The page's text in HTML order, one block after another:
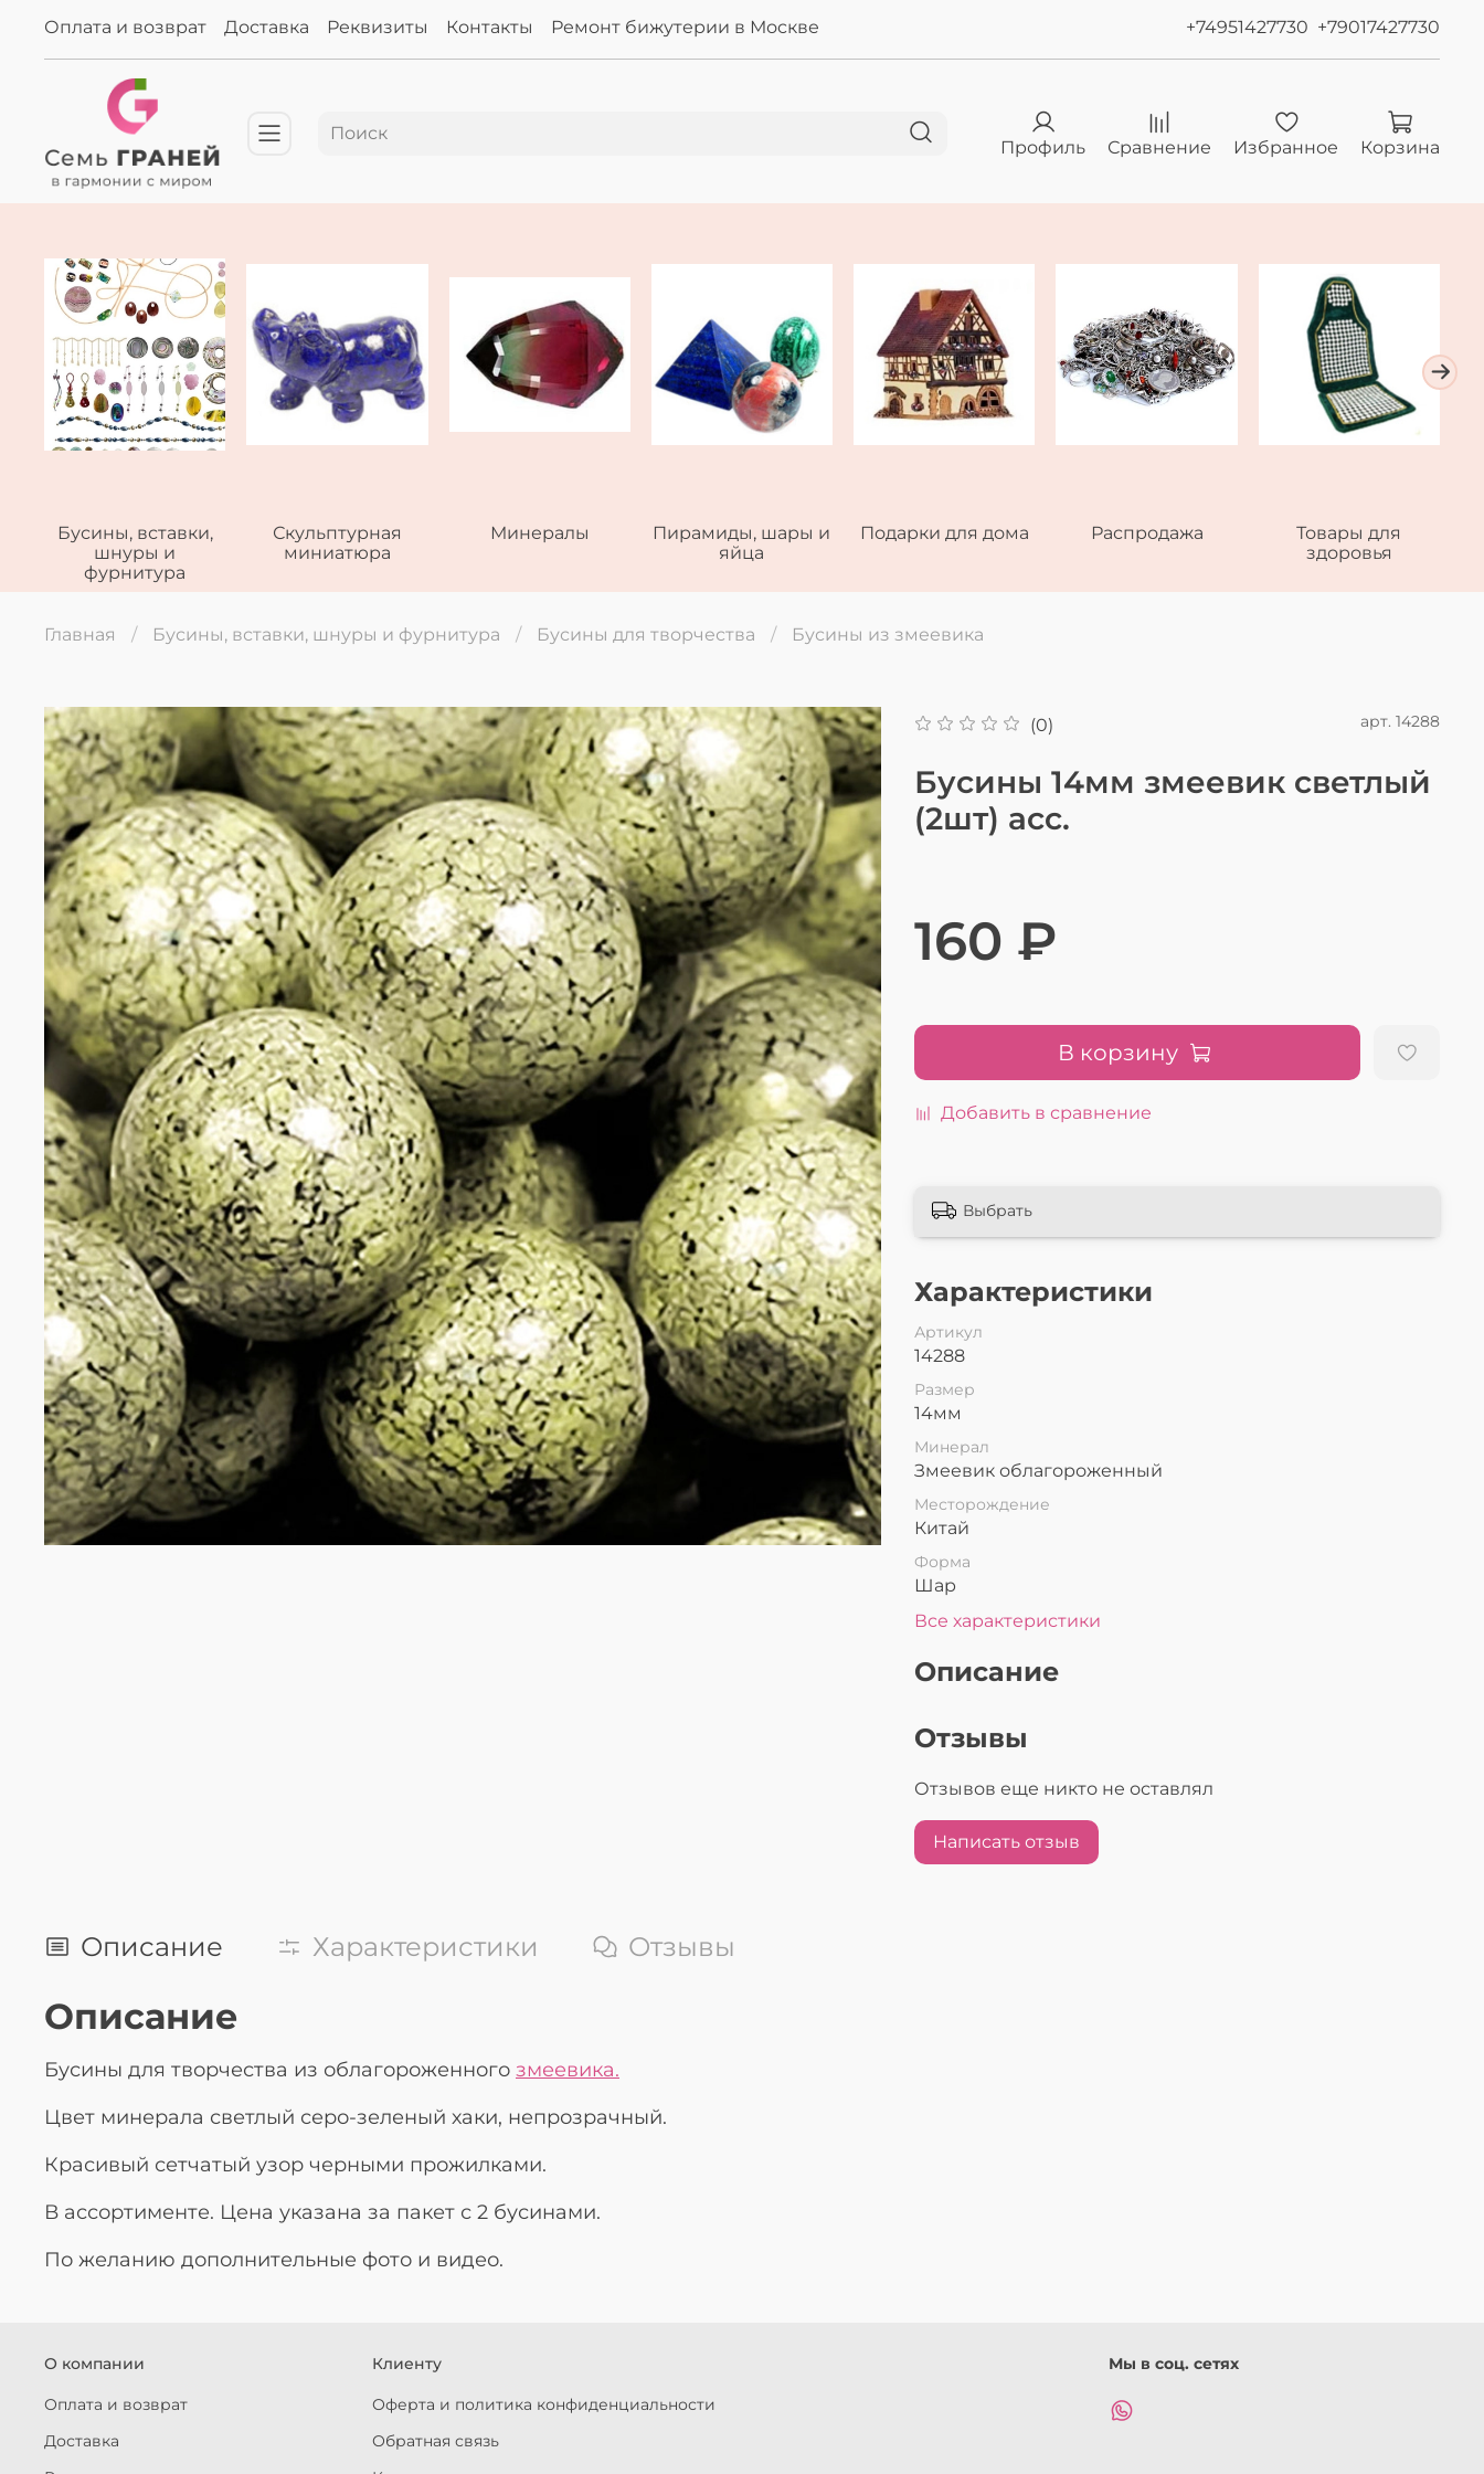
Оплата и возврат Доставка Реквизиты Контакты Ремонт бижутерии в Москве +74951427730 +79017427730
Профиль Сравнение Избранное Корзина
Бусины, вставки,
шнуры и
фурнитура
Скульптурная
миниатюра
Минералы
Пирамиды, шары и
яйца
Подарки для дома Распродажа
Товары для
здоровья
Главная Бусины, вставки, шнуры и фурнитура Бусины для творчества Бусины из змеевика
(0) арт. 14288
Бусины 14мм змеевик светлый
(2шт) асс.
160 ₽
В корзину
Добавить в сравнение
Выбрать
Характеристики
Артикул
14288
Размер
14мм
Минерал
Змеевик облагороженный
Месторождение
Китай
Форма
Шар
Все характеристики
Описание
Отзывы
Отзывов еще никто не оставлял
Написать отзыв
Описание Характеристики Отзывы
Описание
Бусины для творчества из облагороженного змеевика.
Цвет минерала светлый серо-зеленый хаки, непрозрачный.
Красивый сетчатый узор черными прожилками.
В ассортименте. Цена указана за пакет с 2 бусинами.
По желанию дополнительные фото и видео.
О компании
Оплата и возврат
Доставка
Клиенту
Оферта и политика конфиденциальности
Обратная связь
Мы в соц. сетях